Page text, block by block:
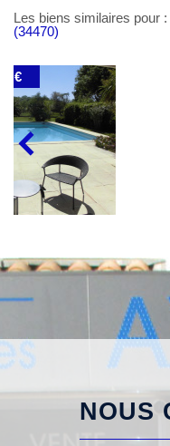
Les biens similaires pour :
(34470)